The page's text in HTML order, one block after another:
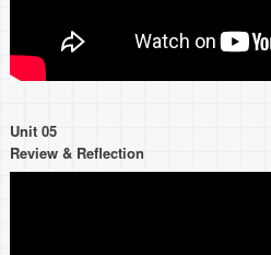
Unit 05
Review & Reflection